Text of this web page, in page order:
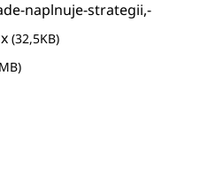
naplnuje-strategii,-
(32,5KB)